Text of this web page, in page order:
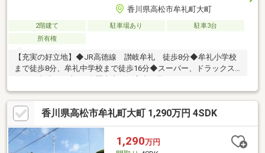
香川県高松市牟礼町大町
2階建て 駐車場あり
駐車3台
所有権
【充実の好立地】◆JR高徳線 讃岐牟礼 徒歩8分◆牟礼小学校
まで徒歩8分、牟礼中学校まで徒歩16分◆スーパー、ドラックス
香川県高松市牟礼町大町 1,290万円 4SDK
1,290万円